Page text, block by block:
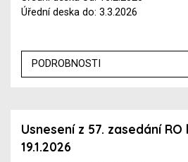
Úřední deska do: 3.3.2026
PODROBNOSTI
Usnesení z 57. zasedání
19.1.2026